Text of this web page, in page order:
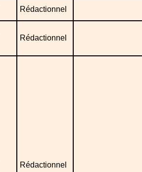
Rédactionnel
Rédactionnel
Rédactionnel